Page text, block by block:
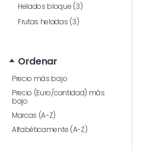
Helados bloque (3)
Frutas heladas (3)
Ordenar
Precio más bajo
Precio (Euro/cantidad) más
bajo
Marcas (A-Z)
Alfabéticamente (A-Z)